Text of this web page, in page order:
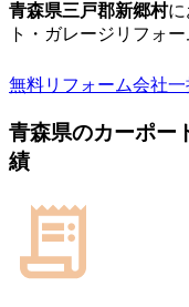
青森県三戸郡新郷村に
ト・ガレージリフォー
無料リフォーム会社
青森県のカーポー
績